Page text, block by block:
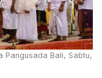
Pangusada Bali, Sabtu,